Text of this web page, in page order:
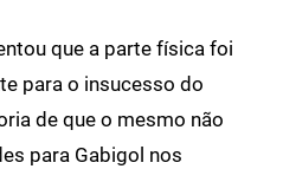
que a parte física foi
para o insucesso do
de que o mesmo não
para Gabigol nos